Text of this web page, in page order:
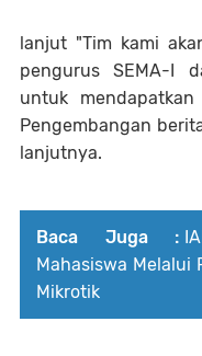
lanjut "Tim kami
pengurus SEMA-I
untuk
Pengembangan
lanjutnya.
Baca Juga :
Mahasiswa Melalui
Mikrotik